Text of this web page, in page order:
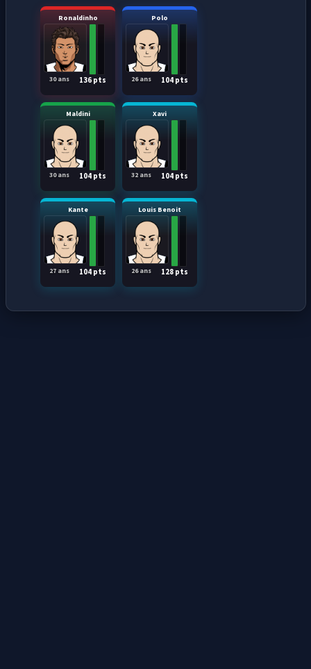
Ronaldinho
136 pts
30 ans
Polo
104 pts
26 ans
Maldini
104 pts
30 ans
Xavi
104 pts
32 ans
Kante
104 pts
27 ans
Louis Benoit
128 pts
26 ans